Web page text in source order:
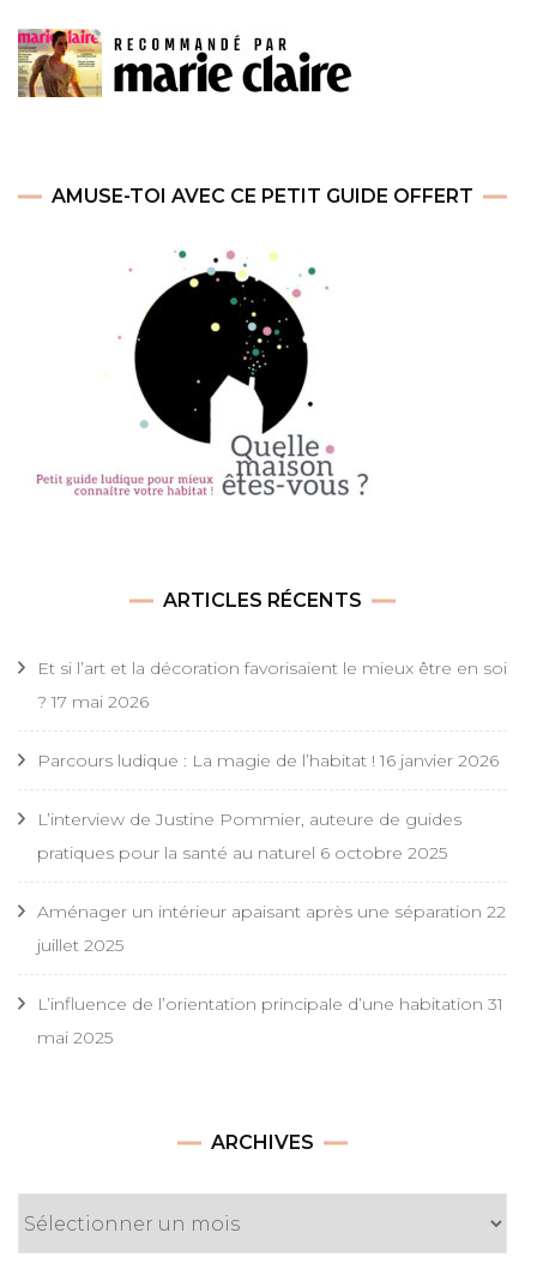
AMUSE-TOI AVEC CE PETIT GUIDE OFFERT
ARTICLES RÉCENTS
Et si l’art et la décoration favorisaient le mieux être en soi
? 17 mai 2026
Parcours ludique : La magie de l’habitat ! 16 janvier 2026
L’interview de Justine Pommier, auteure de guides
pratiques pour la santé au naturel 6 octobre 2025
Aménager un intérieur apaisant après une séparation 22
juillet 2025
L’influence de l’orientation principale d’une habitation 31
mai 2025
ARCHIVES
Archives